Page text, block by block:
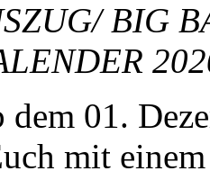
BIG
dem 01.
mit